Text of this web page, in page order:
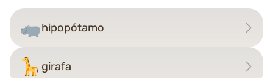
hipopótamo
girafa